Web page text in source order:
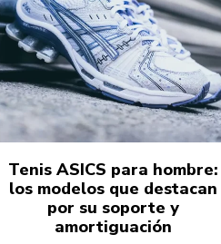
Tenis ASICS para hombre:
los modelos que destacan
por su soporte y
amortiguación